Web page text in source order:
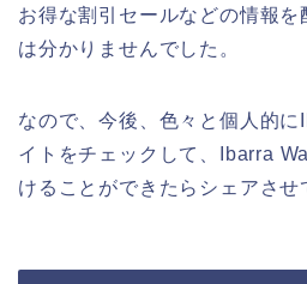
お得な割引セールなどの情報
は分かりませんでした。
なので、今後、色々と個人的
イトをチェックして、Ibarra
けることができたらシェアさせ